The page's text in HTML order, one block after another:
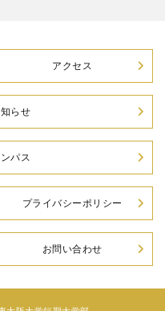
アクセス
らせ
パス
プライバシーポリシー
お問い合わせ